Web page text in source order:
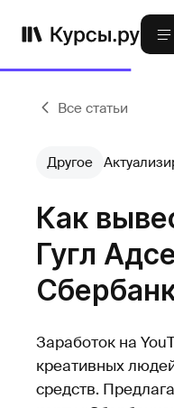
Все статьи
Другое
Как
Гугл
Заработок на
креативных
средств.